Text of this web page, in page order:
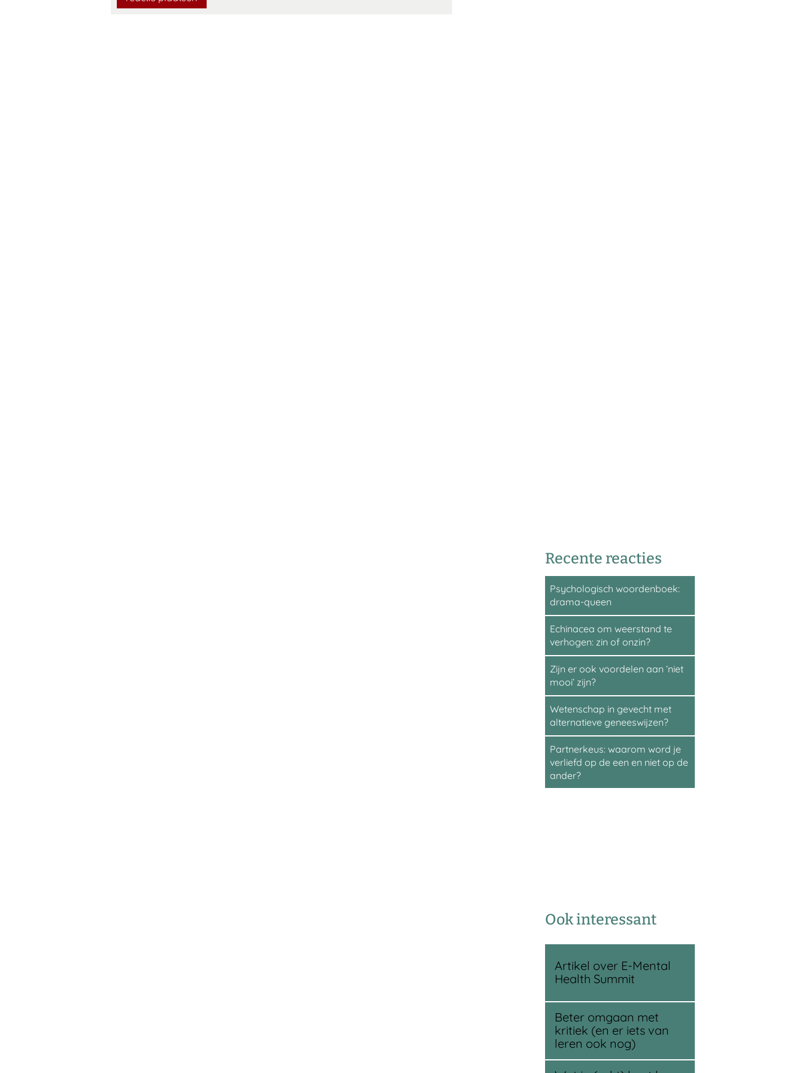
Recente reacties
Psychologisch woordenboek:
drama-queen
Echinacea om weerstand te
verhogen: zin of onzin?
Zijn er ook voordelen aan ‘niet
mooi’ zijn?
Wetenschap in gevecht met
alternatieve geneeswijzen?
Partnerkeus: waarom word je
verliefd op de een en niet op de
ander?
Ook interessant
Artikel over E-Mental
Health Summit
Beter omgaan met
kritiek (en er iets van
leren ook nog)